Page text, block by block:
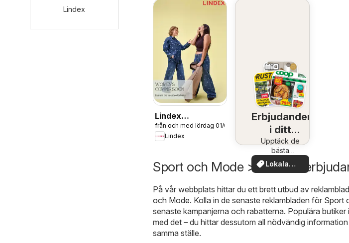
Lindex
erbjudanden
från och med lördag 01/08/2026
Lindex
Erbjudanden
i ditt
område
Upptäck de
bästa
erbjudandena
nära dig
Lokala
erbjudanden
Sport och Mode > Gävle >
På vår webbplats hittar du ett brett utbud av
och Mode. Kolla in de senaste reklambladen för Sport
senaste kampanjerna och rabatterna. Populära butiker
med det – du hittar dessutom all nödvändig
samma ställe.
Lindex